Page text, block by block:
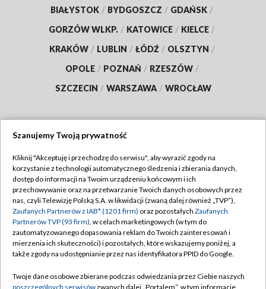
BIAŁYSTOK / BYDGOSZCZ / GDAŃSK /
GORZÓW WLKP. / KATOWICE / KIELCE /
KRAKÓW / LUBLIN / ŁÓDŹ / OLSZTYN /
OPOLE / POZNAŃ / RZESZÓW /
SZCZECIN / WARSZAWA / WROCŁAW
TVP
Abonament TVP
Emisja w TVP
Centrum informacji TVP
Naziemna Telewizja Cyfrowa
Rada Programowa
Regulamin TVP
Polityka prywatności
Moje zgody
Pomoc
Szanujemy Twoją prywatność
Kliknij "Akceptuję i przechodzę do serwisu", aby wyrazić zgody na
korzystanie z technologii automatycznego śledzenia i zbierania danych,
dostęp do informacji na Twoim urządzeniu końcowym i ich
przechowywanie oraz na przetwarzanie Twoich danych osobowych przez
nas, czyli Telewizję Polską S.A. w likwidacji (zwaną dalej również „TVP”),
Zaufanych Partnerów z IAB* (1201 firm) oraz pozostałych Zaufanych
Partnerów TVP (93 firm), w celach marketingowych (w tym do
zautomatyzowanego dopasowania reklam do Twoich zainteresowań i
mierzenia ich skuteczności) i pozostałych, które wskazujemy poniżej, a
także zgody na udostępnianie przez nas identyfikatora PPID do Google.
Twoje dane osobowe zbierane podczas odwiedzania przez Ciebie naszych
poszczególnych serwisówzwanych dalej „Portalem”, w tym informacje